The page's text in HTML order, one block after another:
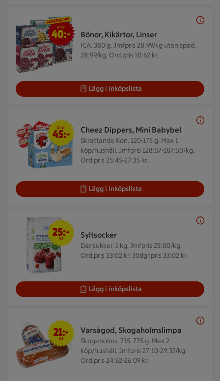
Bönor, Kikärtor, Linser
ICA. 380 g. Jmfpris 28:99/kg utan spad,
28:99/kg. Ord.pris 10:62 kr.
6 för 40 kr
6 för
40:-
Lägg i inköpslista
Cheez Dippers, Mini Babybel
Skrattande Kon. 120-175 g. Max 1
köp/hushåll. Jmfpris 128:57-187:50/kg.
Ord.pris 25:45-27:35 kr.
2 för 45 kr
2 för
45:-
Lägg i inköpslista
Syltsocker
Dansukker. 1 kg. Jmfpris 25:00/kg.
Ord.pris 33:02 kr. 30dgr.pris 33:02 kr.
25 kr/st
25:-
/st
Lägg i inköpslista
Varsågod, Skogaholmslimpa
Skogaholms. 715, 775 g. Max 2
köp/hushåll. Jmfpris 27:10-29:37/kg.
Ord.pris 24:62-26:09 kr.
21 kr/st
21:-
/st